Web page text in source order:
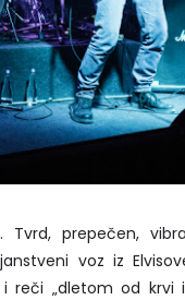
prepečen,
voz iz
reči „dletom od krvi